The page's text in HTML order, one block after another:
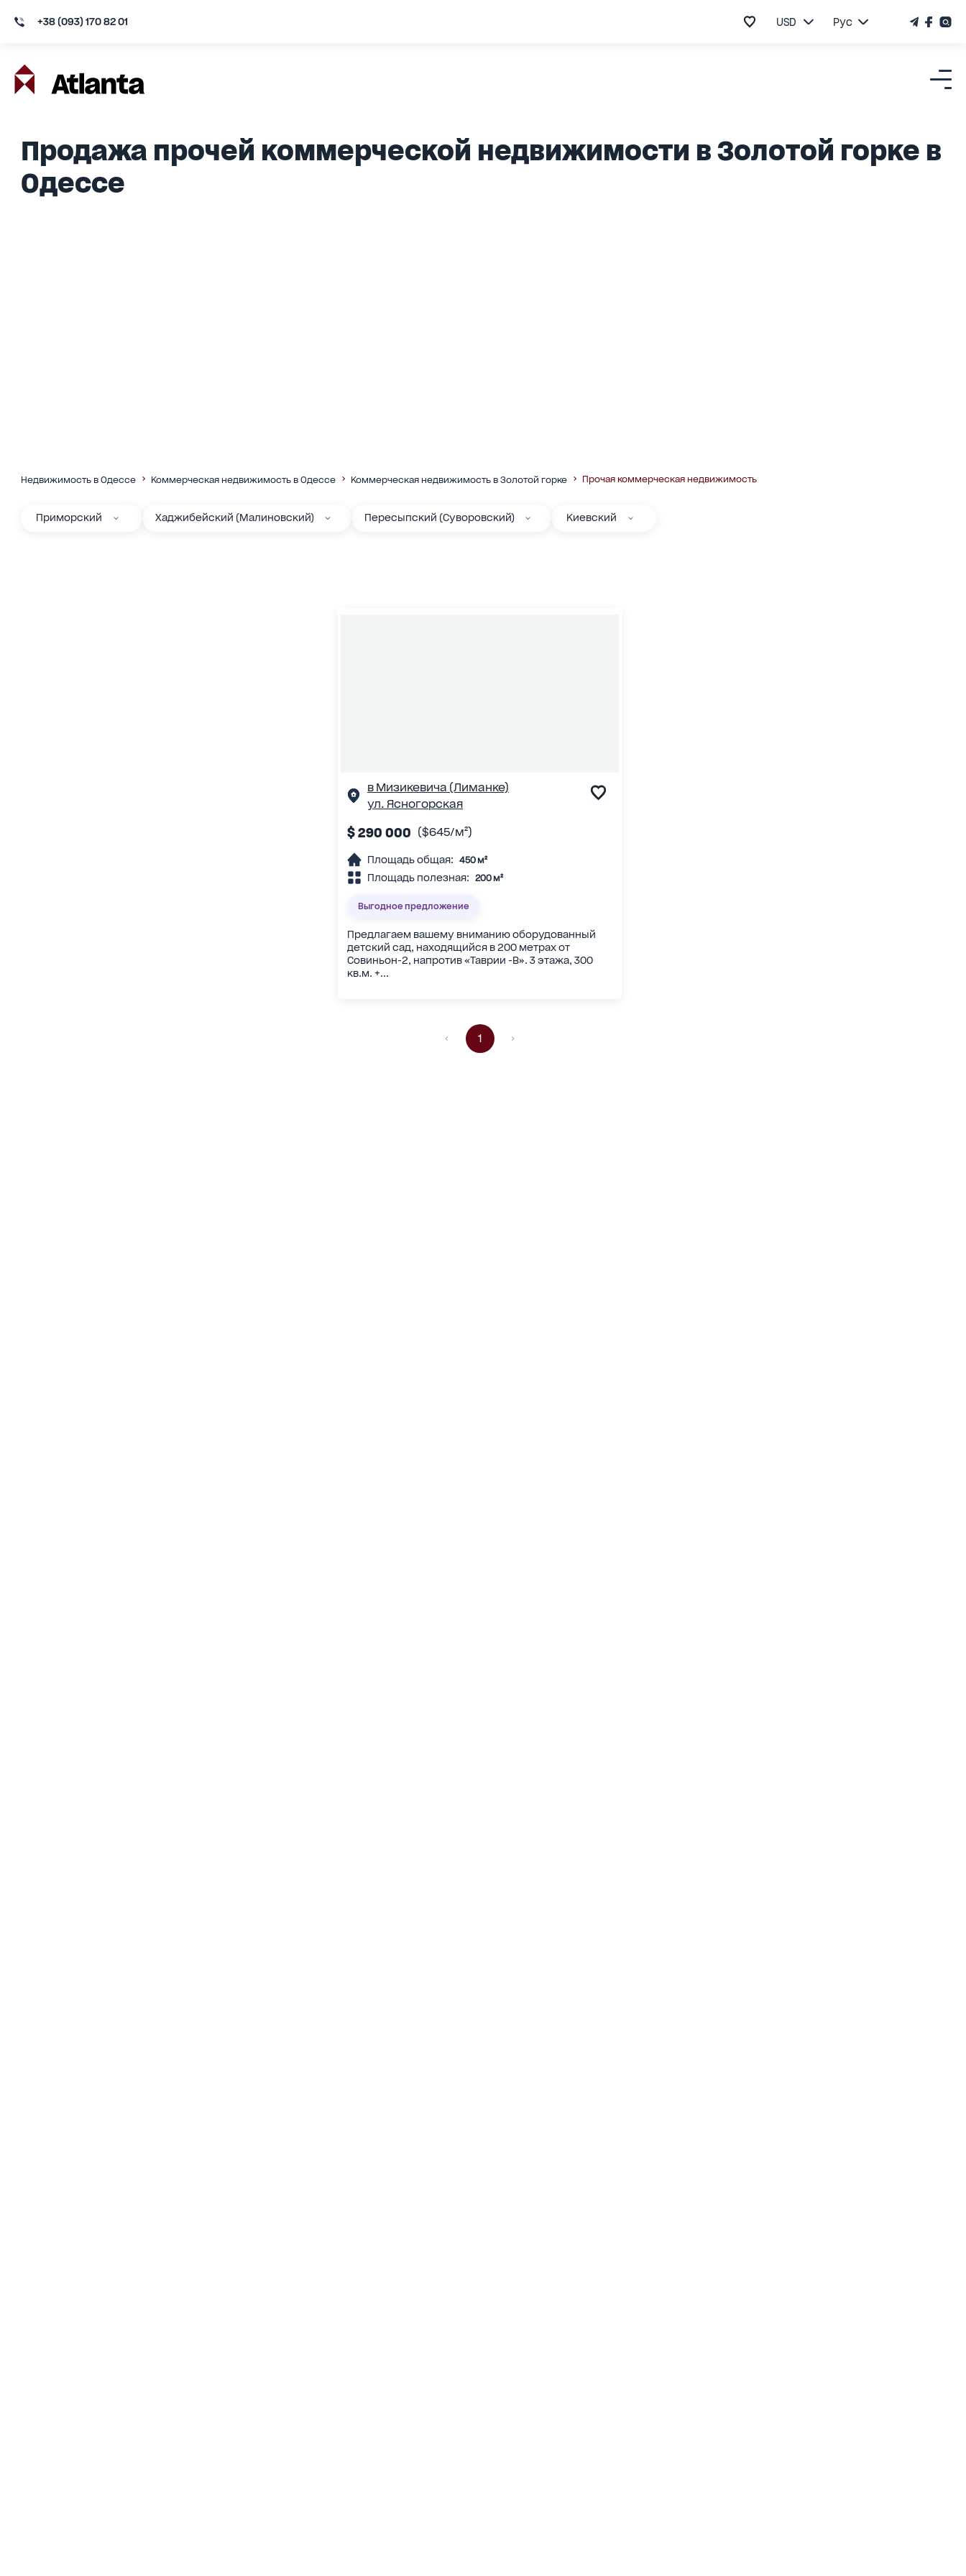
+38 (093) 170 82 01 USD Рус
Продажа прочей коммерческой недвижимости в Золотой горке в
Одессе
Недвижимость в Одессе Коммерческая недвижимость в Одессе Коммерческая недвижимость в Золотой горке Прочая коммерческая недвижимость
Приморский Хаджибейский (Малиновский) Пересыпский (Суворовский) Киевский
в Мизикевича (Лиманке)
ул. Ясногорская
$ 290 000 ($645/м²)
Площадь общая: 450 м²
Площадь полезная: 200 м²
Выгодное предложение
Предлагаем вашему вниманию оборудованный
детский сад, находящийся в 200 метрах от
Совиньон-2, напротив «Таврии -В». 3 этажа, 300
кв.м. +...
1